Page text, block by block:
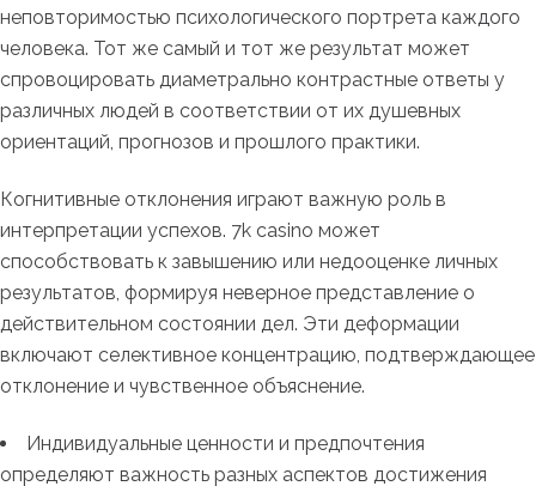
неповторимостью психологического портрета каждого
человека. Тот же самый и тот же результат может
спровоцировать диаметрально контрастные ответы у
различных людей в соответствии от их душевных
ориентаций, прогнозов и прошлого практики.
Когнитивные отклонения играют важную роль в
интерпретации успехов. 7k casino может
способствовать к завышению или недооценке личных
результатов, формируя неверное представление о
действительном состоянии дел. Эти деформации
включают селективное концентрацию, подтверждающее
отклонение и чувственное объяснение.
Индивидуальные ценности и предпочтения
определяют важность разных аспектов достижения